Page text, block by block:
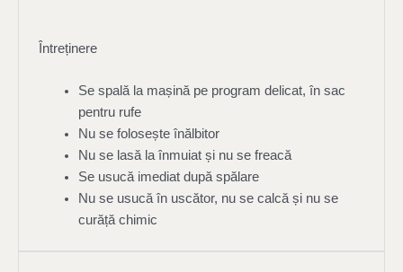
Întreținere
Se spală la mașină pe program delicat, în sac
pentru rufe
Nu se folosește înălbitor
Nu se lasă la înmuiat și nu se freacă
Se usucă imediat după spălare
Nu se usucă în uscător, nu se calcă și nu se
curăță chimic